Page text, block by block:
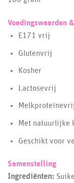
Voedingswaarden
E171 vrij
Glutenvrij
Kosher
Lactosevrij
Met natuurlijke
Geschikt voor
Samenstelling
Ingrediënten: